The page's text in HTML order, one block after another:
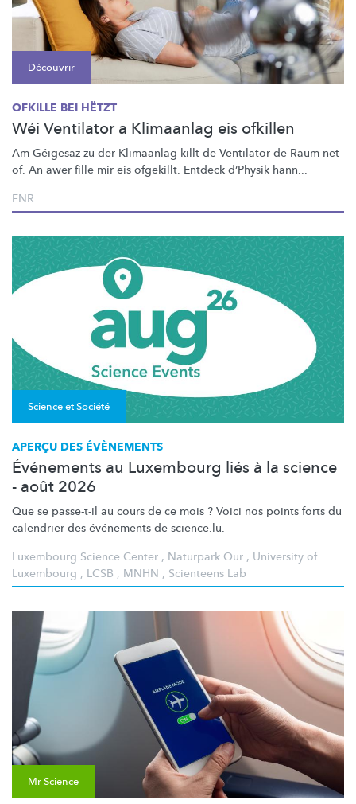
Découvrir
OFKILLE BEI HËTZT
Wéi Ventilator a Klimaanlag eis ofkillen
Am Géigesaz zu der Klimaanlag killt de Ventilator de Raum net
of. An awer fille mir eis ofgekillt. Entdeck d’Physik hann...
FNR
Science et Société
APERÇU DES ÉVÈNEMENTS
Événements au Luxembourg liés à la science
- août 2026
Que se passe-t-il au cours de ce mois ? Voici nos points forts du
calendrier des événements de science.lu.
Luxembourg Science Center , Naturpark Our , University of
Luxembourg , LCSB , MNHN , Scienteens Lab
Mr Science